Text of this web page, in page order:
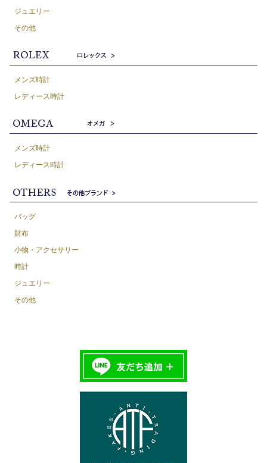
ジュエリー
その他
メンズ時計
レディース時計
メンズ時計
レディース時計
バッグ
財布
小物・アクセサリー
時計
ジュエリー
その他